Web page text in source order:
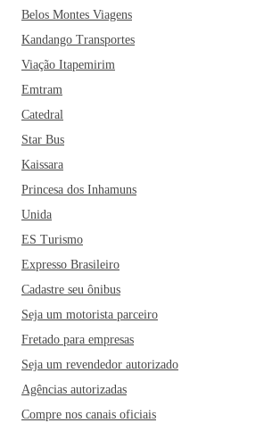
Belos Montes Viagens
Kandango Transportes
Viação Itapemirim
Emtram
Catedral
Star Bus
Kaissara
Princesa dos Inhamuns
Unida
ES Turismo
Expresso Brasileiro
Cadastre seu ônibus
Seja um motorista parceiro
Fretado para empresas
Seja um revendedor autorizado
Agências autorizadas
Compre nos canais oficiais